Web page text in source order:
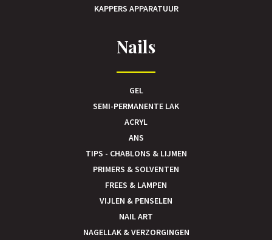
KAPPERS APPARATUUR
Nails
GEL
SEMI-PERMANENTE LAK
ACRYL
ANS
TIPS - CHABLONS & LIJMEN
PRIMERS & SOLVENTEN
FREES & LAMPEN
VIJLEN & PENSELEN
NAIL ART
NAGELLAK & VERZORGINGEN